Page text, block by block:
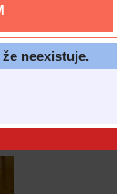
neexistuje.